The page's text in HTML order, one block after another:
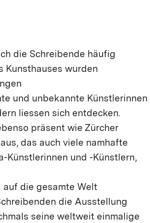
die Schreibende häufig
Kunsthauses wurden
und unbekannte Künstlerinnen
liessen sich entdecken.
präsent wie Zürcher
das auch viele namhafte
Künstlerinnen und -Künstlern,
auf die gesamte Welt
die Ausstellung
seine weltweit einmalige